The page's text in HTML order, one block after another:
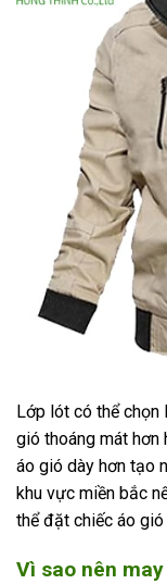
Lớp lót có thể
gió thoáng mát hơn
áo gió dày hơn tạo
khu vực miền bắc
thể đặt chiếc áo
Vì sao nên